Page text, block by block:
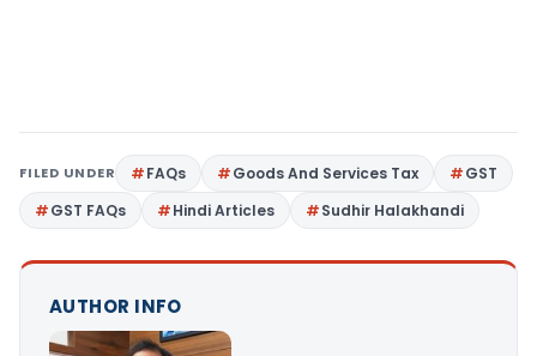
FILED UNDER FAQs Goods And Services Tax
GST
GST FAQs
Hindi Articles Sudhir Halakhandi
AUTHOR INFO